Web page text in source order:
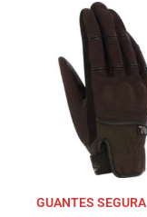
GUANTES SEGURA
El
precio
original
era:
44,99€.
es: